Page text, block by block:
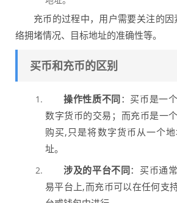
充币的过程中，用户需要关注的
络拥堵情况、目标地址的准确性等。
买币和充币的区别
操作性质不同：买币是一
数字货币的交易；而充币是一
购买,只是将数字货币从一个
址。
涉及的平台不同：买币通
易平台上,而充币可以在任何支